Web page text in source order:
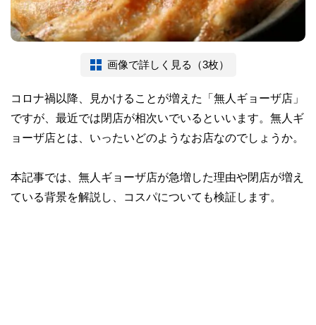
画像で詳しく見る（3枚）
コロナ禍以降、見かけることが増えた「無人ギョーザ店」
ですが、最近では閉店が相次いでいるといいます。無人ギ
ョーザ店とは、いったいどのようなお店なのでしょうか。
本記事では、無人ギョーザ店が急増した理由や閉店が増え
ている背景を解説し、コスパについても検証します。